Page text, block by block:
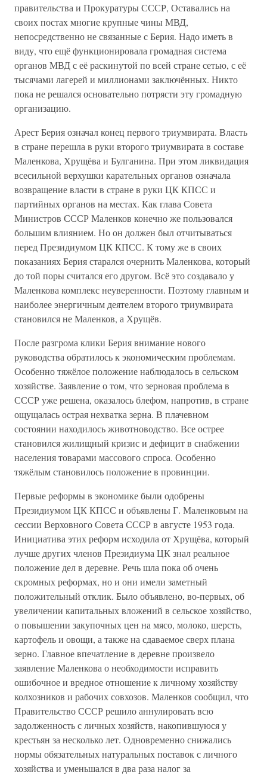
правительства и Прокуратуры СССР, Оставались на
своих постах многие крупные чины МВД,
непосредственно не связанные с Берия. Надо иметь в
виду, что ещё функционировала громадная система
органов МВД с её раскинутой по всей стране сетью, с её
тысячами лагерей и миллионами заключённых. Никто
пока не решался основательно потрясти эту громадную
организацию.
Арест Берия означал конец первого триумвирата. Власть
в стране перешла в руки второго триумвирата в составе
Маленкова, Хрущёва и Булганина. При этом ликвидация
всесильной верхушки карательных органов означала
возвращение власти в стране в руки ЦК КПСС и
партийных органов на местах. Как глава Совета
Министров СССР Маленков конечно же пользовался
большим влиянием. Но он должен был отчитываться
перед Президиумом ЦК КПСС. К тому же в своих
показаниях Берия старался очернить Маленкова, который
до той поры считался его другом. Всё это создавало у
Маленкова комплекс неуверенности. Поэтому главным и
наиболее энергичным деятелем второго триумвирата
становился не Маленков, а Хрущёв.
После разгрома клики Берия внимание нового
руководства обратилось к экономическим проблемам.
Особенно тяжёлое положение наблюдалось в сельском
хозяйстве. Заявление о том, что зерновая проблема в
СССР уже решена, оказалось блефом, напротив, в стране
ощущалась острая нехватка зерна. В плачевном
состоянии находилось животноводство. Все острее
становился жилищный кризис и дефицит в снабжении
населения товарами массового спроса. Особенно
тяжёлым становилось положение в провинции.
Первые реформы в экономике были одобрены
Президиумом ЦК КПСС и объявлены Г. Маленковым на
сессии Верховного Совета СССР в августе 1953 года.
Инициатива этих реформ исходила от Хрущёва, который
лучше других членов Президиума ЦК знал реальное
положение дел в деревне. Речь шла пока об очень
скромных реформах, но и они имели заметный
положительный отклик. Было объявлено, во-первых, об
увеличении капитальных вложений в сельское хозяйство,
о повышении закупочных цен на мясо, молоко, шерсть,
картофель и овощи, а также на сдаваемое сверх плана
зерно. Главное впечатление в деревне произвело
заявление Маленкова о необходимости исправить
ошибочное и вредное отношение к личному хозяйству
колхозников и рабочих совхозов. Маленков сообщил, что
Правительство СССР решило аннулировать всю
задолженность с личных хозяйств, накопившуюся у
крестьян за несколько лет. Одновременно снижались
нормы обязательных натуральных поставок с личного
хозяйства и уменьшался в два раза налог за